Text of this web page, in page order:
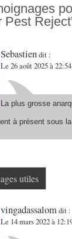
Pest
Sebastiendit :
Le 26 août 2025 à 22:54
La plus grosse
à présent sous
utiles
vingadassalomdit :
Le 14 mars 2022 à